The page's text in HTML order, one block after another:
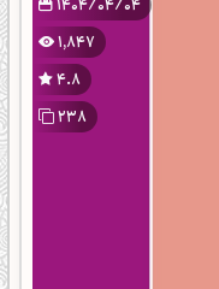
1404/04/04
1,847
4.8
238